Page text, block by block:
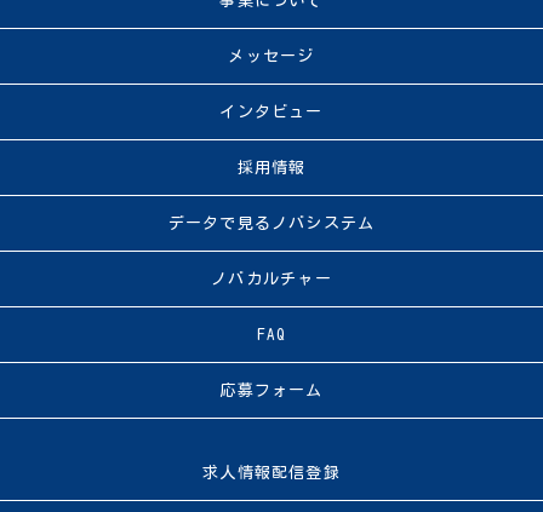
メッセージ
インタビュー
採用情報
データで見るノバシステム
ノバカルチャー
FAQ
応募フォーム
求人情報配信登録